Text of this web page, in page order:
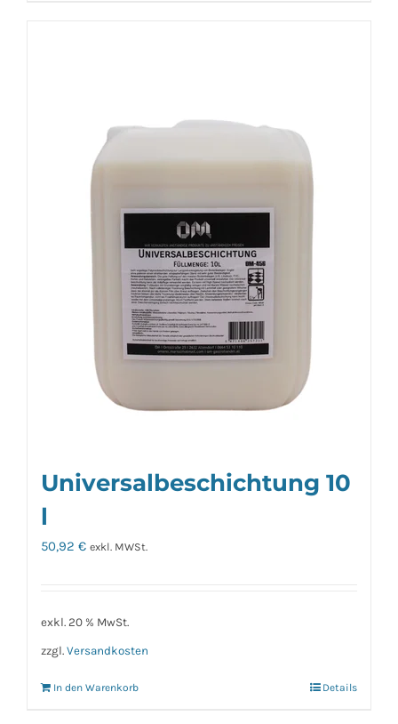
Universalbeschichtung 10
l
50,92 € exkl. MWSt.
exkl. 20 % MwSt.
zzgl. Versandkosten
In den Warenkorb Details